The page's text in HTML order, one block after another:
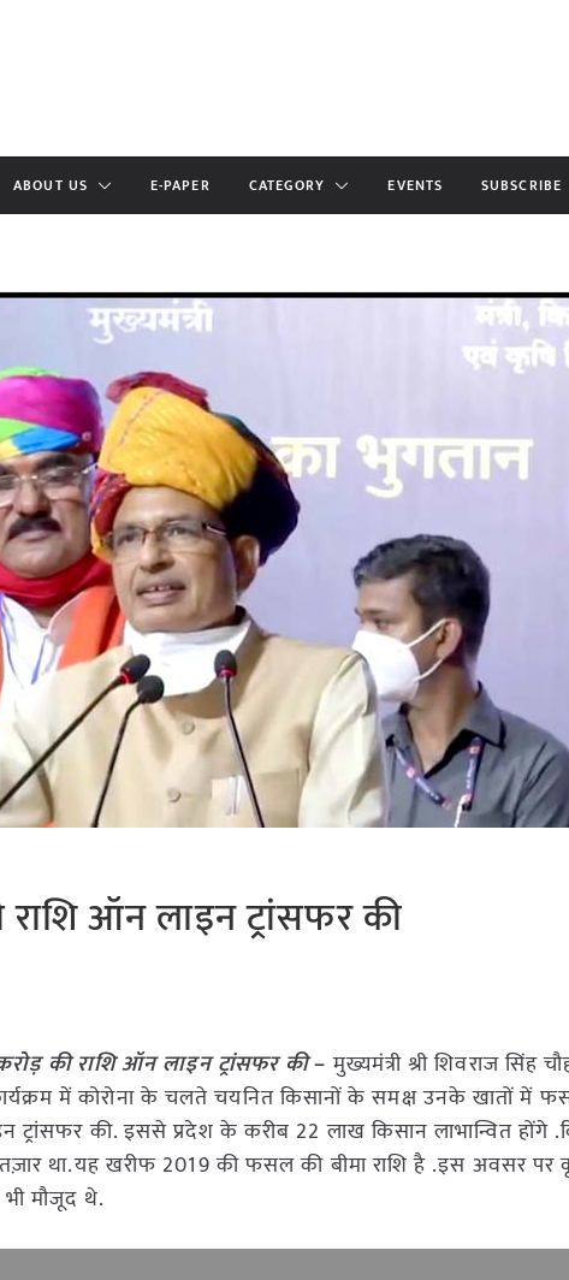
ABOUT US E-PAPER CATEGORY EVENTS SUBSCRIBE
ऑन लाइन ट्रांसफर की
की राशि ऑन लाइन ट्रांसफर की–मुख्यमंत्री श्री शिवराज सिंह
में कोरोना के चलते चयनित किसानों के समक्ष उनके खातों में
की. इससे प्रदेश के करीब 22 लाख किसान लाभान्वित होंगे
था.यह खरीफ 2019 की फसल की बीमा राशि है .इस अवसर पर
भी मौजूद थे.